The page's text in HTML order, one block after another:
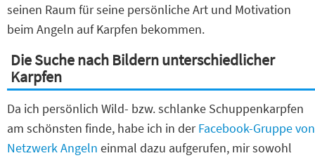
seinen Raum für seine persönliche Art und Motivation
beim Angeln auf Karpfen bekommen.
Die Suche nach Bildern unterschiedlicher
Karpfen
Da ich persönlich Wild- bzw. schlanke Schuppenkarpfen
am schönsten finde, habe ich in derFacebook-Gruppe von
Netzwerk Angeln einmal dazu aufgerufen, mir sowohl